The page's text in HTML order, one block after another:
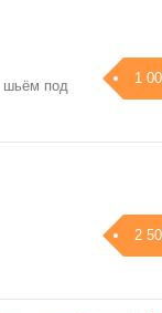
1
шьём под
2